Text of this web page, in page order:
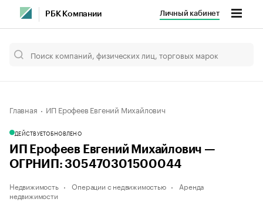
РБК Компании Личный кабинет
Главная ИП Ерофеев Евгений Михайлович
ДЕЙСТВУЕТОБНОВЛЕНО
ИП Ерофеев Евгений Михайлович —
ОГРНИП: 305470301500044
Недвижимость Операции с недвижимостью
Аренда
недвижимости